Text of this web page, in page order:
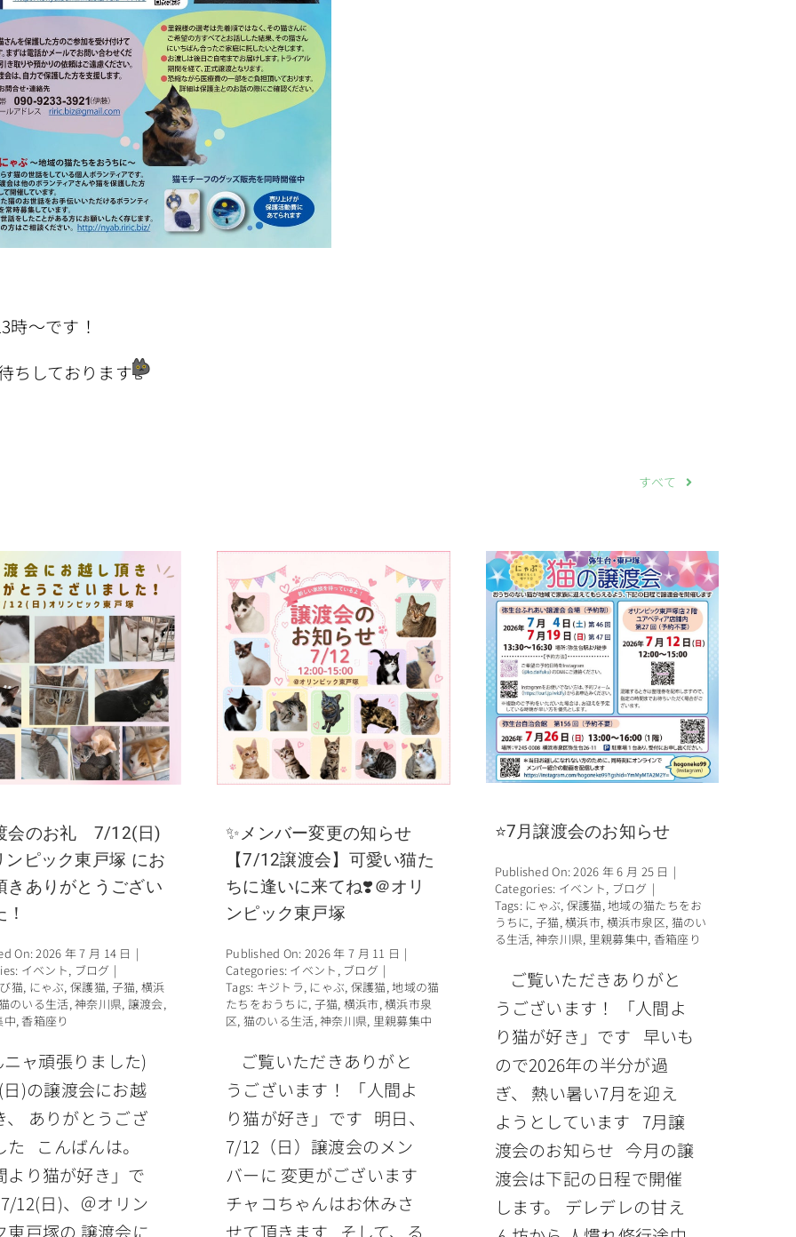
時〜です！
ちしております
すべて
会のお礼 7/12(日)
ンピック東戸塚 にお
きありがとうござい
On: 2026 年 7 月 14 日 |
イベント, ブログ |
猫, にゃぶ,保護猫, 子猫, 横浜
のいる生活,神奈川県, 譲渡会,
中,香箱座り
ャ頑張りました)
)の譲渡会にお越
、 ありがとうござ
た こんばんは。
より猫が好き」で
12(日)、＠オリン
東戸塚の 譲渡会に
✨メンバー変更の知らせ
【7/12譲渡会】可愛い猫た
ちに逢いに来てね❣️＠オリ
ンピック東戸塚
Published On: 2026 年 7 月 11 日 |
Categories: イベント , ブログ |
Tags: キジトラ, にゃぶ, 保護猫,地域の猫
たちをおうちに, 子猫, 横浜市,横浜市泉
区, 猫のいる生活,神奈川県, 里親募集中
ご覧いただきありがと
うございます！ 「人間よ
り猫が好き」です 明日、
7/12（日）譲渡会のメン
バーに 変更がございます
チャコちゃんはお休みさ
せて頂きます そして、る
⭐7月譲渡会のお知らせ
Published On: 2026 年 6 月 25 日 |
Categories: イベント, ブログ |
Tags: にゃぶ, 保護猫,地域の猫たちをお
うちに, 子猫,横浜市, 横浜市泉区, 猫のい
る生活, 神奈川県, 里親募集中, 香箱座り
ご覧いただきありがと
うございます！ 「人間よ
り猫が好き」です 早いも
ので2026年の半分が過
ぎ、 熱い暑い7月を迎え
ようとしています 7月譲
渡会のお知らせ 今月の譲
渡会は下記の日程で開催
します。 デレデレの甘え